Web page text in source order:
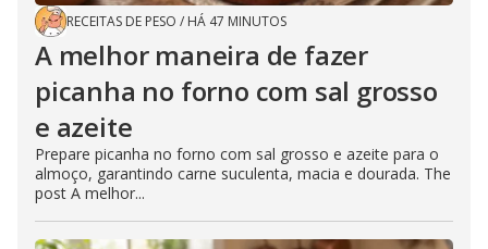
RECEITAS DE PESO / HÁ 47 MINUTOS
A melhor maneira de fazer
picanha no forno com sal grosso
e azeite
Prepare picanha no forno com sal grosso e azeite para o
almoço, garantindo carne suculenta, macia e dourada. The
post A melhor...